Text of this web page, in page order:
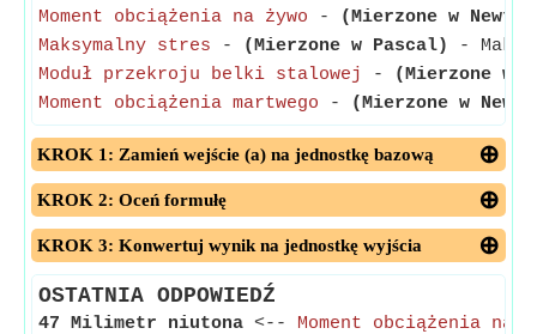
Moment obciążenia na żywo -
(Mierzone w
Maksymalny stres - (Mierzone w Pascal)
-
Moduł przekroju belki stalowej
-
(Mierzone w
Moment obciążenia martwego - (Mierzone w
KROK 1: Zamień wejście (a) na jednostkę bazową
KROK 2: Oceń formułę
KROK 3: Konwertuj wynik na jednostkę wyjścia
OSTATNIA ODPOWIEDŹ
47 Milimetr niutona <-- Moment obciążenia na